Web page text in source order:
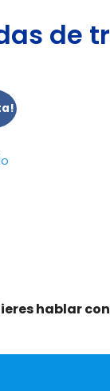
de
hablar